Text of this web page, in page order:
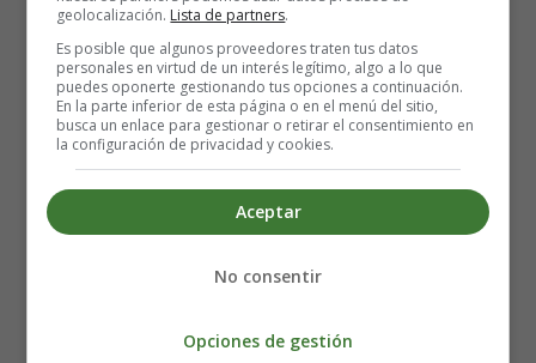
2 cucharadas de edulcorante en polvo
1/8 cucharadita de sal
16 avellanas blanqueadas
Cobertura
40 gramos de avellanas picadas
50 gramos de chocolate negro
Elaboración de los Bombones Ferrero Rocher
geolocalización. Lista de partners.
Es posible que algunos proveedores traten tus datos
personales en virtud de un interés legítimo, algo a lo que
puedes oponerte gestionando tus opciones a continuación.
En la parte inferior de esta página o en el menú del sitio,
busca un enlace para gestionar o retirar el consentimiento en
la configuración de privacidad y cookies.
Aceptar
No consentir
Opciones de gestión